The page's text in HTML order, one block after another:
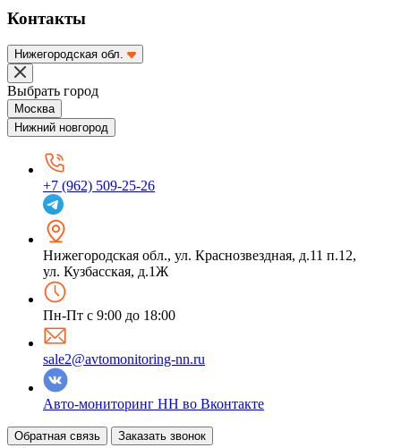
Контакты
Нижегородская обл.
Выбрать город
Москва
Нижний новгород
+7 (962) 509-25-26
Нижегородская обл., ул. Краснозвездная, д.11 п.12,
ул. Кузбасская, д.1Ж
Пн-Пт с 9:00 до 18:00
sale2@avtomonitoring-nn.ru
Авто-мониторинг НН во Вконтакте
Обратная связь Заказать звонок